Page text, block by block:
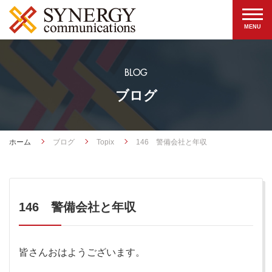
BLOG
ブログ
ホーム ブログ Topix 146 警備会社と年収
146 警備会社と年収
皆さんおはようございます。